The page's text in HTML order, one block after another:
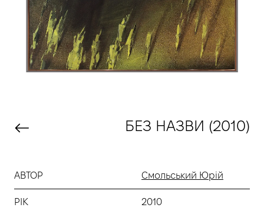
БЕЗ НАЗВИ (2010)
АВТОР Смольський Юрій
РІК 2010